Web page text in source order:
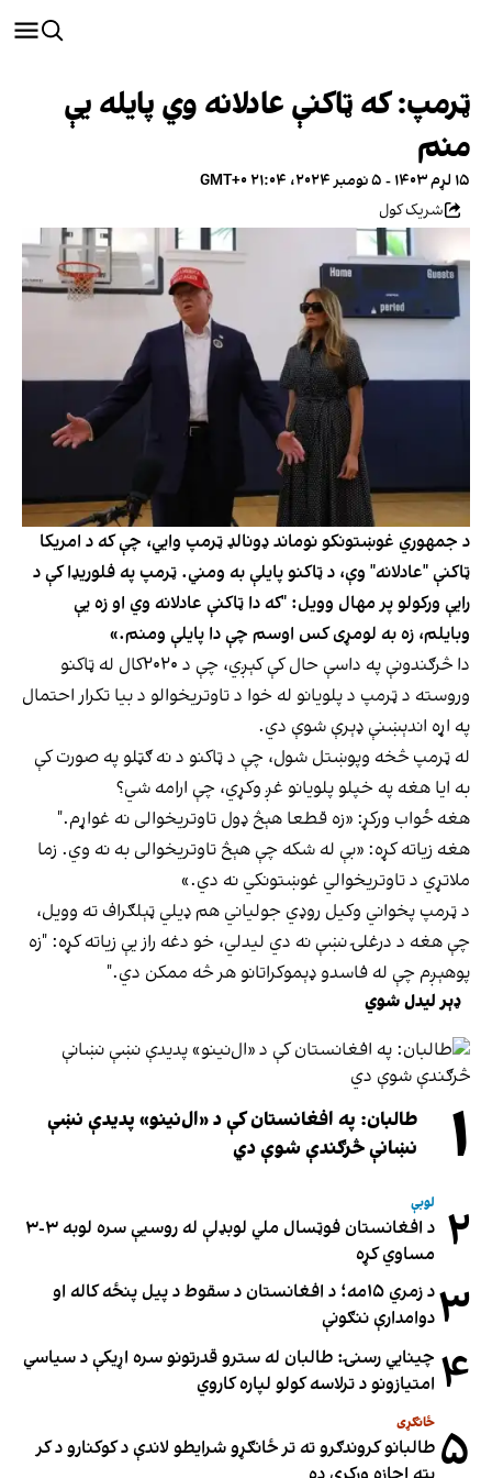
ټرمپ: که ټاکنې عادلانه وي پایله یې
منم
۱۵ لړم ۱۴۰۳ - ۵ نومبر ۲۰۲۴، ۲۱:۰۴ GMT+۰
شریک کول
د جمهوري غوښتونکو نوماند ډونالډ ټرمپ وایي، چې که د امریکا
ټاکنې "عادلانه" وې، د ټاکنو پایلې به ومني. ټرمپ په فلوریډا کې د
رایې ورکولو پر مهال وویل: "که دا ټاکنې عادلانه وي او زه یې
وبایلم، زه به لومړی کس اوسم چې دا پایلې ومنم.»
دا څرګندونې په داسې حال کې کېږي، چې د ۲۰۲۰کال له ټاکنو
وروسته د ټرمپ د پلویانو له خوا د تاوتریخوالو د بیا تکرار احتمال
په اړه اندېښنې ډېرې شوې دي.
له ټرمپ څخه وپوښتل شول، چې د ټاکنو د نه ګټلو په صورت کې
به ایا هغه په خپلو پلویانو غږ وکړي، چې ارامه شي؟
هغه ځواب ورکړ: «زه قطعا هېڅ ډول تاوتریخوالی نه غواړم."
هغه زیاته کړه: «بې له شکه چې هېڅ تاوتریخوالی به نه وي. زما
ملاتړي د تاوتریخوالي غوښتونکي نه دي.»
د ټرمپ پخواني وکیل روډي جولیاني هم ډیلي ټېلګراف ته وویل،
چې هغه د درغلۍ نښې نه دي لیدلي، خو دغه راز یې زیاته کړه: "زه
پوهېږم چې له فاسدو ډېموکراتانو هر څه ممکن دي."
ډېر لیدل شوي
۱
طالبان: په افغانستان کې د «ال‌نینو» پدیدې نښې
نښانې څرګندې شوې دي
۲ لوبې
د افغانستان فوټسال ملي لوبډلې له روسیې سره لوبه ۳-۳
مساوي کړه
۳
د زمري ۱۵مه؛ د افغانستان د سقوط د پیل پنځه کاله او
دوامدارې ننګونې
۴ چینایي رسنۍ: طالبان له سترو قدرتونو سره اړیکې د سیاسي
امتیازونو د ترلاسه کولو لپاره کاروي
۵ ځانګړی
طالبانو کروندګرو ته تر ځانګړو شرایطو لاندې د کوکنارو د کر